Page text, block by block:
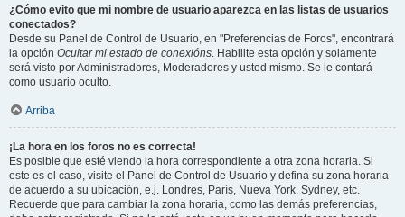
¿Cómo evito que mi nombre de usuario aparezca en las listas de usuarios
conectados?
Desde su Panel de Control de Usuario, en "Preferencias de Foros", encontrará
la opción Ocultar mi estado de conexións. Habilite esta opción y solamente
será visto por Administradores, Moderadores y usted mismo. Se le contará
como usuario oculto.
Arriba
¡La hora en los foros no es correcta!
Es posible que esté viendo la hora correspondiente a otra zona horaria. Si
este es el caso, visite el Panel de Control de Usuario y defina su zona horaria
de acuerdo a su ubicación, e.j. Londres, París, Nueva York, Sydney, etc.
Recuerde que para cambiar la zona horaria, como las demás preferencias,